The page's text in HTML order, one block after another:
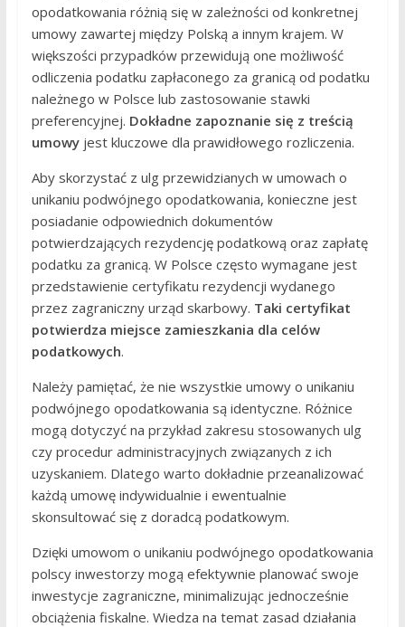
opodatkowania różnią się w zależności od konkretnej
umowy zawartej między Polską a innym krajem. W
większości przypadków przewidują one możliwość
odliczenia podatku zapłaconego za granicą od podatku
należnego w Polsce lub zastosowanie stawki
preferencyjnej. Dokładne zapoznanie się z treścią
umowyjest kluczowe dla prawidłowego rozliczenia.
Aby skorzystać z ulg przewidzianych w umowach o
unikaniu podwójnego opodatkowania, konieczne jest
posiadanie odpowiednich dokumentów
potwierdzających rezydencję podatkową oraz zapłatę
podatku za granicą. W Polsce często wymagane jest
przedstawienie certyfikatu rezydencji wydanego
przez zagraniczny urząd skarbowy. Taki certyfikat
potwierdza miejsce zamieszkania dla celów
podatkowych.
Należy pamiętać, że nie wszystkie umowy o unikaniu
podwójnego opodatkowania są identyczne. Różnice
mogą dotyczyć na przykład zakresu stosowanych ulg
czy procedur administracyjnych związanych z ich
uzyskaniem. Dlatego warto dokładnie przeanalizować
każdą umowę indywidualnie i ewentualnie
skonsultować się z doradcą podatkowym.
Dzięki umowom o unikaniu podwójnego opodatkowania
polscy inwestorzy mogą efektywnie planować swoje
inwestycje zagraniczne, minimalizując jednocześnie
obciążenia fiskalne. Wiedza na temat zasad działania